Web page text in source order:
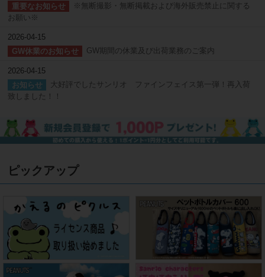
重要なお知らせ
※無断撮影・無断掲載および海外販売禁止に関する
お願い※
2026-04-15
GW休業のお知らせ
GW期間の休業及び出荷業務のご案内
2026-04-15
お知らせ
大好評でしたサンリオ ファインフェイス第一弾！再入荷
致しました！！
ピックアップ